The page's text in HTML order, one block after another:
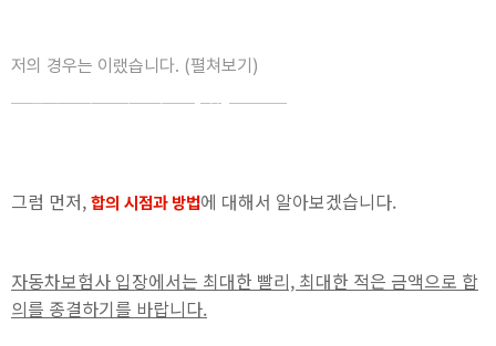
저의 경우는 이랬습니다. (펼쳐보기)
그럼 먼저,합의 시점과 방법에 대해서 알아보겠습니다.
자동차보험사 입장에서는 최대한 빨리, 최대한 적은 금액으로 합
의를 종결하기를 바랍니다.